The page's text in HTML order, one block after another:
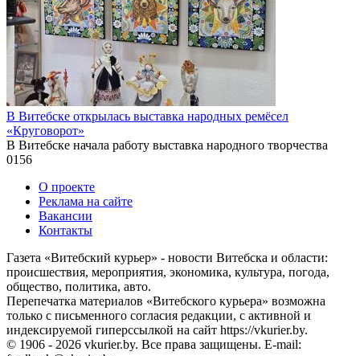
В Витебске открылась выставка народных ремёсел
«Круговорот»
В Витебске начала работу выставка народного творчества
0156
О проекте
Реклама на сайте
Вакансии
Контакты
Газета «Витебский курьер» - новости Витебска и области:
происшествия, мероприятия, экономика, культура, погода,
общество, политика, авто.
Перепечатка материалов «Витебского курьера» возможна
только с письменного согласия редакции, с активной и
индексируемой гиперссылкой на сайт https://vkurier.by.
© 1906 - 2026 vkurier.by. Все права защищены. E-mail: